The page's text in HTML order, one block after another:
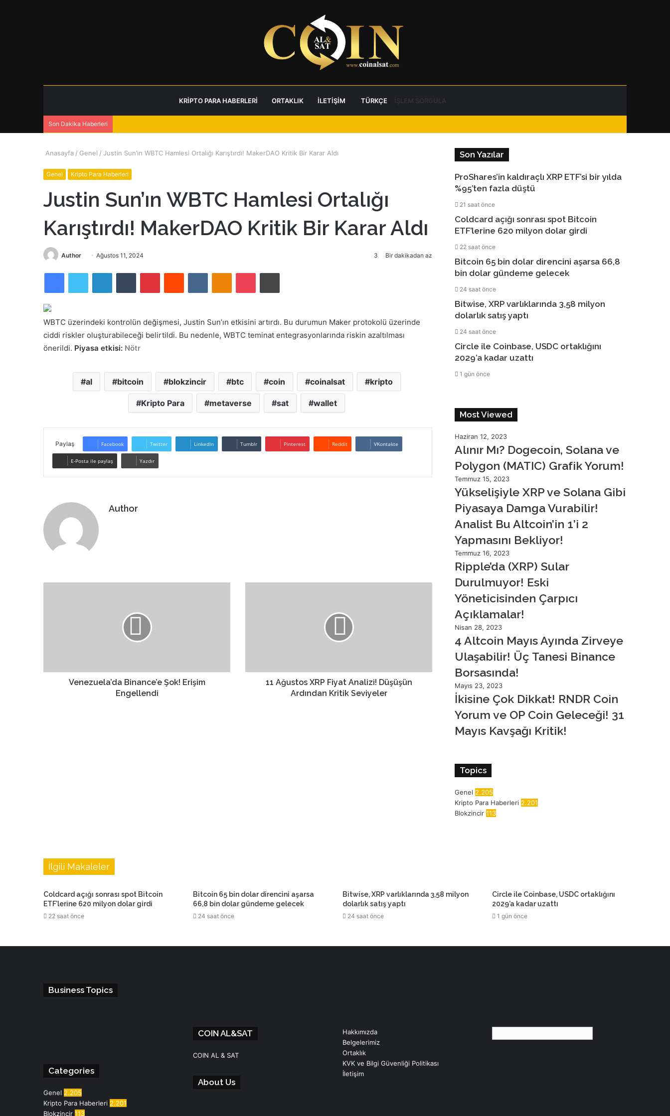
KRIPTO PARA HABERLERI ORTAKLIK İLETIŞIM TÜRKÇE
Son Dakika Haberleri
Anasayfa / Genel / Justin Sun’ın WBTC Hamlesi Ortalığı Karıştırdı! MakerDAO Kritik Bir Karar Aldı
Genel Kripto Para Haberleri
Justin Sun’ın WBTC Hamlesi Ortalığı
Karıştırdı! MakerDAO Kritik Bir Karar Aldı
Author
göndermek
Ağustos 11, 2024 3 Bir dakikadan az
FacebookTwitter LinkedInTumblr PinterestReddit VKontakteOdnoklassniki
Pocket Yazdır
WBTC üzerindeki kontrolün değişmesi, Justin Sun’ın etkisini artırdı. Bu durumun Maker protokolü üzerinde
ciddi riskler oluşturabileceği belirtildi. Bu nedenle, WBTC teminat entegrasyonlarında riskin azaltılması
önerildi. Piyasa etkisi: Nötr
al bitcoin blokzincir btc coin coinalsat kripto
Kripto Para metaverse sat wallet
Paylaş Facebook Twitter LinkedIn Tumblr Pinterest Reddit VKontakte
E-Posta ile paylaş Yazdır
Author
Venezuela’da Binance’e Şok! Erişim
Engellendi
11 Ağustos XRP Fiyat Analizi! Düşüşün
Ardından Kritik Seviyeler
Son Yazılar
ProShares’in kaldıraçlı XRP ETF’si bir yılda
%95’ten fazla düştü
21 saat önce
Coldcard açığı sonrası spot Bitcoin
ETF’lerine 620 milyon dolar girdi
22 saat önce
Bitcoin 65 bin dolar direncini aşarsa 66,8
bin dolar gündeme gelecek
24 saat önce
Bitwise, XRP varlıklarında 3,58 milyon
dolarlık satış yaptı
24 saat önce
Circle ile Coinbase, USDC ortaklığını
2029’a kadar uzattı
1 gün önce
Most Viewed
Haziran 12, 2023
Alınır Mı? Dogecoin, Solana ve
Polygon (MATIC) Grafik Yorum!
Temmuz 15, 2023
Yükselişiyle XRP ve Solana Gibi
Piyasaya Damga Vurabilir!
Analist Bu Altcoin’in 1’i 2
Yapmasını Bekliyor!
Temmuz 16, 2023
Ripple’da (XRP) Sular
Durulmuyor! Eski
Yöneticisinden Çarpıcı
Açıklamalar!
Nisan 28, 2023
4 Altcoin Mayıs Ayında Zirveye
Ulaşabilir! Üç Tanesi Binance
Borsasında!
Mayıs 23, 2023
İkisine Çok Dikkat! RNDR Coin
Yorum ve OP Coin Geleceği! 31
Mayıs Kavşağı Kritik!
Topics
Genel 2.205
Kripto Para Haberleri 2.201
Blokzincir 113
İlgili Makaleler
Coldcard açığı sonrası spot Bitcoin
ETF’lerine 620 milyon dolar girdi
22 saat önce
Bitcoin 65 bin dolar direncini aşarsa
66,8 bin dolar gündeme gelecek
24 saat önce
Bitwise, XRP varlıklarında 3,58 milyon
dolarlık satış yaptı
24 saat önce
Circle ile Coinbase, USDC ortaklığını
2029’a kadar uzattı
1 gün önce
Business Topics
Categories
Genel 2.205
Kripto Para Haberleri 2.201
Blokzincir 113
COIN AL&SAT
COIN AL & SAT
About Us
Hakkımızda
Belgelerimiz
Ortaklık
KVK ve Bilgi Güvenliği Politikası
İletişim